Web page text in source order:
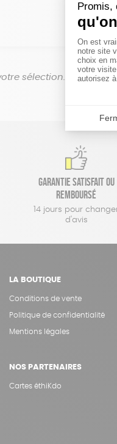
sélection.
Garantie satisfait ou
remboursé
14 jours pour
d'avis
LA BOUTIQUE
Conditions de vente
Politique de confidentialité
Mentions légales
NOS PARTENAIRES
Cartes éthiKdo